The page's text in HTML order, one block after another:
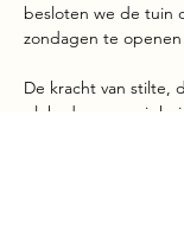
besloten we de tuin
zondagen te
De kracht van stilte,
plek, de